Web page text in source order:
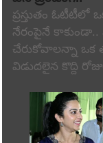
ప్రస్తుతం ఓటీటీలో
నేరంపైనే
చేరుకోవాలన్నా ఒక
విడుదలైన కొద్ది